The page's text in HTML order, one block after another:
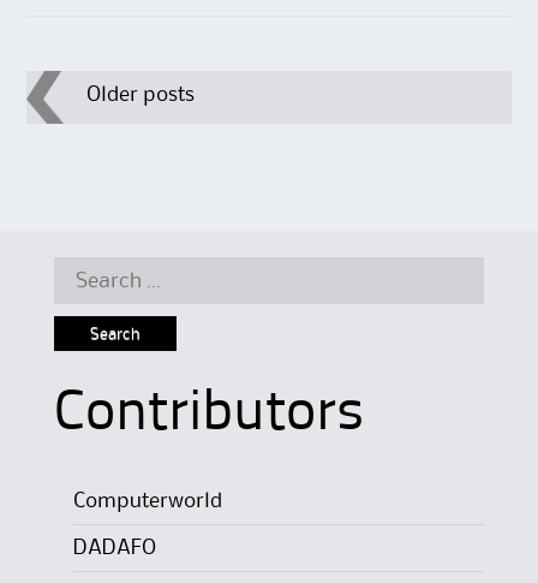
PostOlder posts
Search
Contributors
Computerworld
DADAFO